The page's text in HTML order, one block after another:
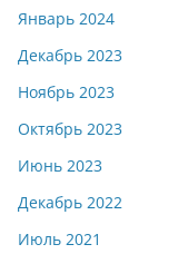
Январь 2024
Декабрь 2023
Ноябрь 2023
Октябрь 2023
Июнь 2023
Декабрь 2022
Июль 2021